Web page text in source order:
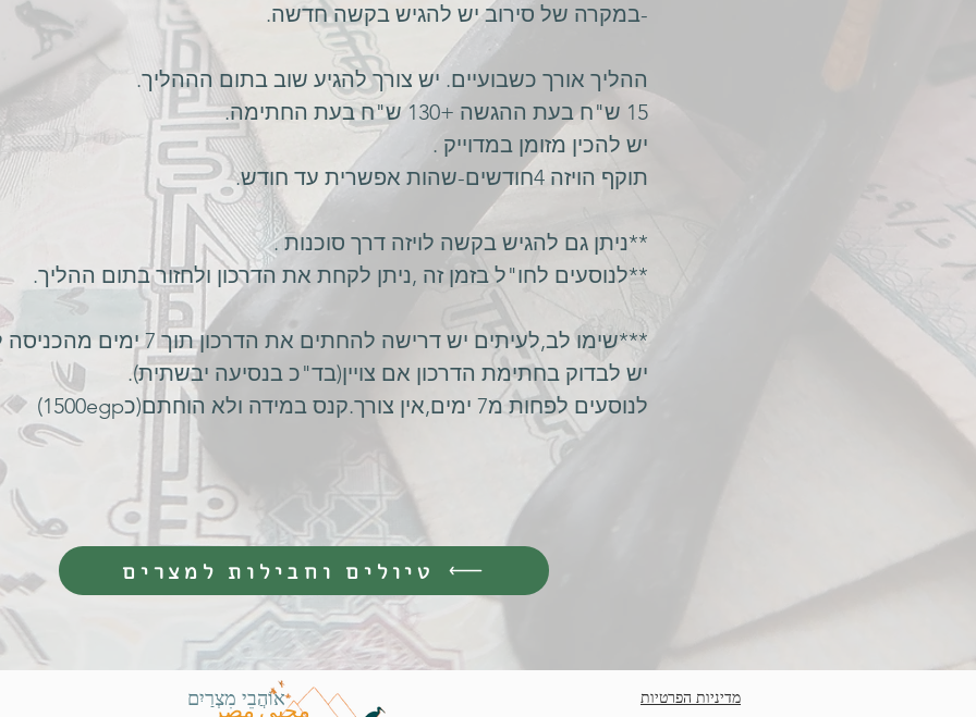
-במקרה של סירוב יש להגיש בקשה חדשה.
ההליך אורך כשבועיים. יש צורך להגיע שוב בתום הההליך.
15 ש"ח בעת ההגשה +130 ש"ח בעת החתימה.
יש להכין מזומן במדוייק .
תוקף הויזה 4חודשים-שהות אפשרית עד חודש.
**ניתן גם להגיש בקשה לויזה דרך סוכנות .
**לנוסעים לחו"ל בזמן זה ,ניתן לקחת את הדרכון ולחזור בתום ההליך.
***שימו לב,לעיתים יש דרישה להחתים את הדרכון תוך 7 ימים מהכניסה למצרים.
יש לבדוק בחתימת הדרכון אם צויין(בד"כ בנסיעה יבשתית).
לנוסעים לפחות מ7 ימים,אין צורך.קנס במידה ולא הוחתם(כ1500egp)
טיולים וחבילות למצרים
محبي مصر
אוֹהֲבֵי מִצְרַיִם מדיניות הפרטיות